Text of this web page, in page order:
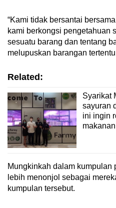
“Kami tidak bersantai
kami berkongsi pengetahuan
sesuatu barang dan tentang
melupuskan barangan
Related:
Syarikat
sayuran
ini ingin
makanan
Mungkinkah dalam kumpulan
lebih menonjol sebagai
kumpulan tersebut.